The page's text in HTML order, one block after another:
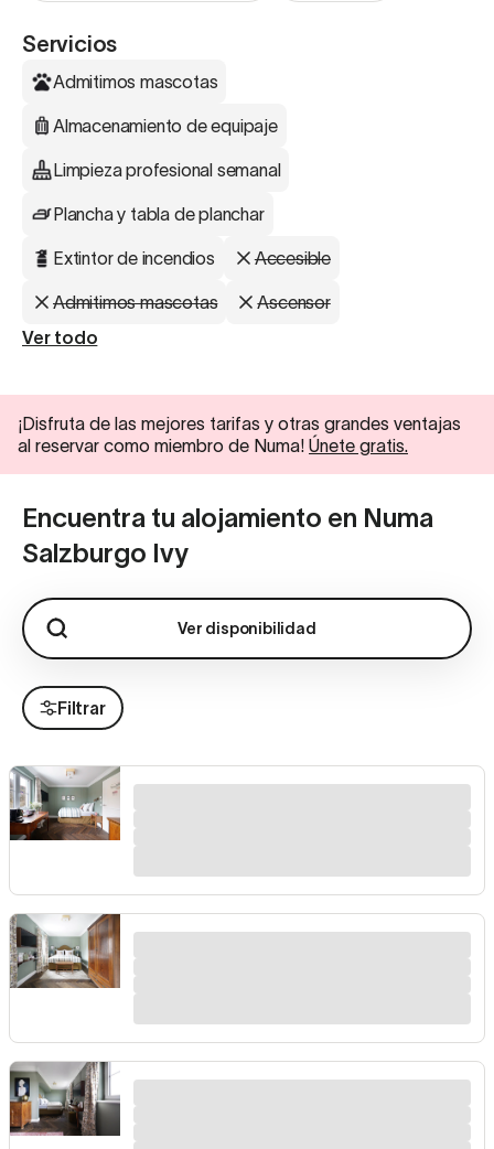
Servicios
Admitimos mascotas
Almacenamiento de equipaje
Limpieza profesional semanal
Plancha y tabla de planchar
Extintor de incendios Accesible
Admitimos mascotas
Ascensor
Ver todo
¡Disfruta de las mejores tarifas y otras grandes ventajas
al reservar como miembro de Numa! Únete gratis.
Encuentra tu alojamiento en Numa
Salzburgo Ivy
Ver disponibilidad
Filtrar